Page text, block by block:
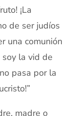
¡La
de ser judíos
una comunión
soy la vid de
pasa por la
madre o